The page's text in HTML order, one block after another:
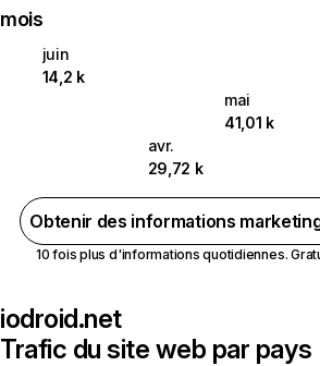
mois
juin
14,2 k
mai
41,01 k
avr.
29,72 k
Obtenir des informations
10 fois plus d'informations quotidiennes.
iodroid.net
Trafic du site web par pays